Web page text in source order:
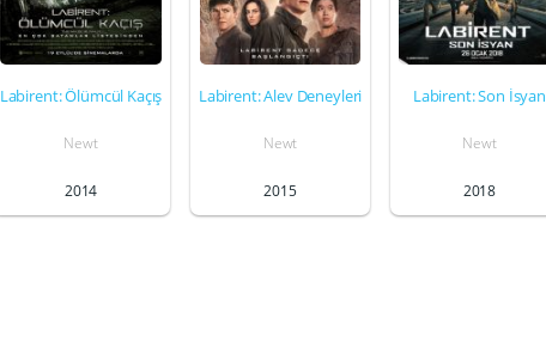
Labirent: Ölümcül Kaçış
Newt
2014
Labirent: Alev Deneyleri
Newt
2015
Labirent: Son İsyan
Newt
2018